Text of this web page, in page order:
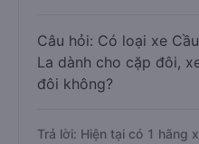
Câu hỏi: Có loại xe
La dành cho cặp đôi,
đôi không?
Trả lời: Hiện tại có 1 hãng